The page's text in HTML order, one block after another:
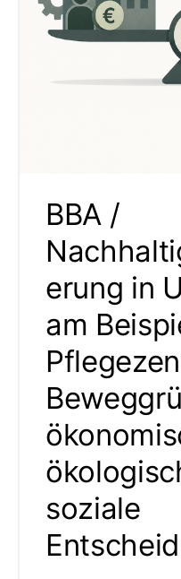
BBA /
erung in
am
soziale